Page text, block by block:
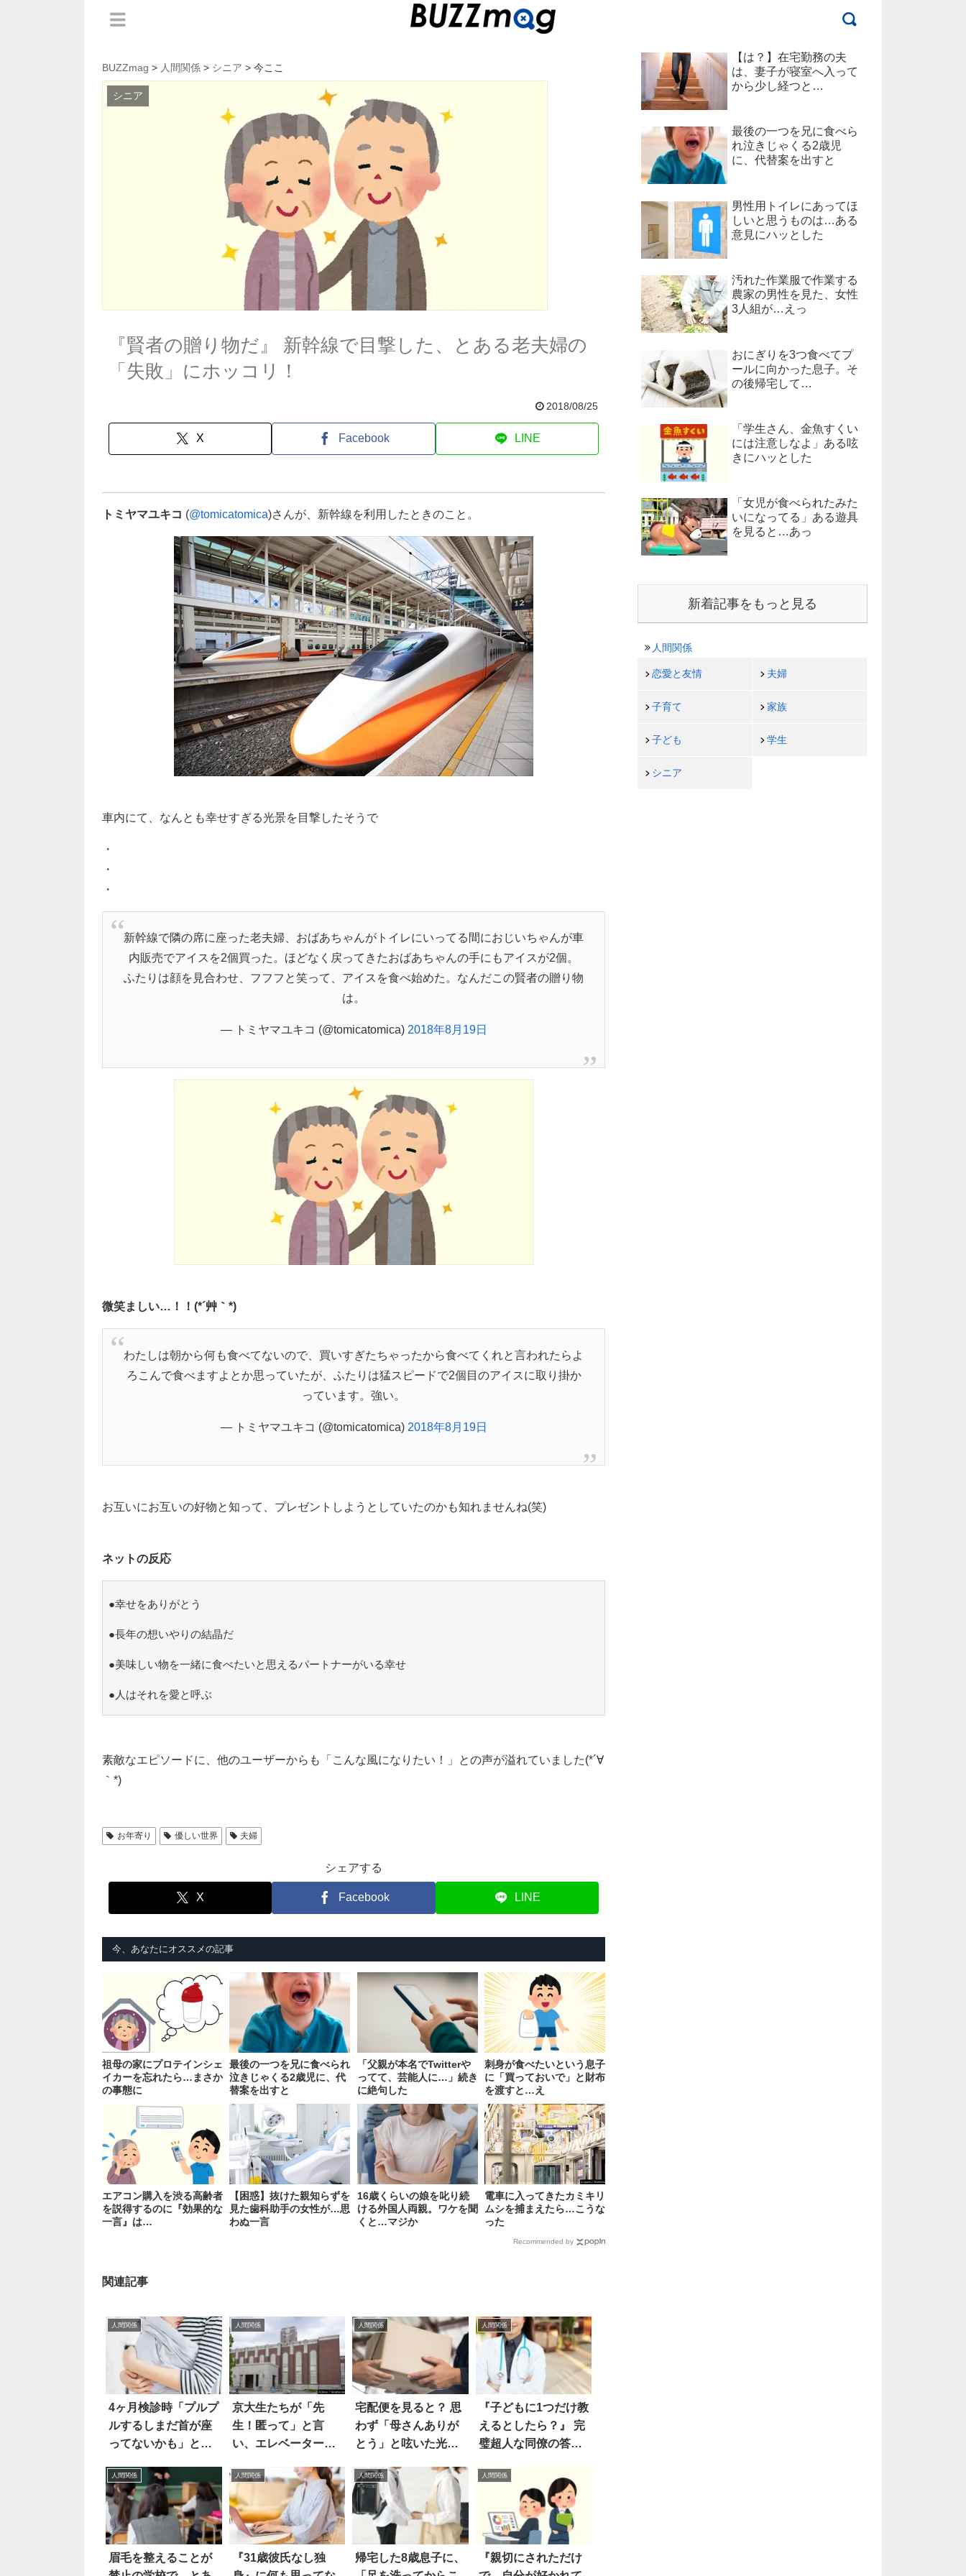
BUZZmag > 人間関係 > シニア > 今ここ
シニア
『賢者の贈り物だ』 新幹線で目撃した、とある老夫婦の
「失敗」にホッコリ！
2018/08/25
X Facebook LINE
トミヤマユキコ (@tomicatomica)さんが、新幹線を利用したときのこと。
車内にて、なんとも幸せすぎる光景を目撃したそうで
・
・
・
新幹線で隣の席に座った老夫婦、おばあちゃんがトイレにいってる間におじいちゃんが車
内販売でアイスを2個買った。ほどなく戻ってきたおばあちゃんの手にもアイスが2個。
ふたりは顔を見合わせ、フフフと笑って、アイスを食べ始めた。なんだこの賢者の贈り物
は。
— トミヤマユキコ (@tomicatomica) 2018年8月19日
微笑ましい…！！(*´艸｀*)
わたしは朝から何も食べてないので、買いすぎたちゃったから食べてくれと言われたらよ
ろこんで食べますよとか思っていたが、ふたりは猛スピードで2個目のアイスに取り掛か
っています。強い。
— トミヤマユキコ (@tomicatomica) 2018年8月19日
お互いにお互いの好物と知って、プレゼントしようとしていたのかも知れませんね(笑)
ネットの反応
●幸せをありがとう
●長年の想いやりの結晶だ
●美味しい物を一緒に食べたいと思えるパートナーがいる幸せ
●人はそれを愛と呼ぶ
素敵なエピソードに、他のユーザーからも「こんな風になりたい！」との声が溢れていました(*´∀
｀*)
お年寄り 優しい世界 夫婦
シェアする
X Facebook LINE
今、あなたにオススメの記事
祖母の家にプロテインシェ
イカーを忘れたら…まさか
の事態に
最後の一つを兄に食べられ
泣きじゃくる2歳児に、代
替案を出すと
「父親が本名でTwitterや
ってて、芸能人に…」続き
に絶句した
刺身が食べたいという息子
に「買っておいで」と財布
を渡すと…え
エアコン購入を渋る高齢者
を説得するのに『効果的な
一言』は…
【困惑】抜けた親知らずを
見た歯科助手の女性が…思
わぬ一言
16歳くらいの娘を叱り続
ける外国人両親。ワケを聞
くと…マジか
電車に入ってきたカミキリ
ムシを捕まえたら…こうな
った
Recommended by
関連記事
人間関係
4ヶ月検診時「プルプ
ルするしまだ首が座
ってないかも」と話
人間関係
京大生たちが「先
生！匿って」と言
い、エレベーターに
人間関係
宅配便を見ると？ 思
わず「母さんありが
とう」と呟いた光景
人間関係
『子どもに1つだけ教
えるとしたら？』 完
璧超人な同僚の答え
た！！
人間関係
眉毛を整えることが
人間関係
『31歳彼氏なし独
人間関係
帰宅した8歳息子に、
人間関係
『親切にされただけ
【は？】在宅勤務の夫
は、妻子が寝室へ入って
から少し経つと…
最後の一つを兄に食べら
れ泣きじゃくる2歳児
に、代替案を出すと
男性用トイレにあってほ
しいと思うものは…ある
意見にハッとした
汚れた作業服で作業する
農家の男性を見た、女性
3人組が…えっ
おにぎりを3つ食べてプ
ールに向かった息子。そ
の後帰宅して…
「学生さん、金魚すくい
には注意しなよ」ある呟
きにハッとした
「女児が食べられたみた
いになってる」ある遊具
を見ると…あっ
新着記事をもっと見る
人間関係
恋愛と友情 夫婦
子育て 家族
子ども 学生
シニア